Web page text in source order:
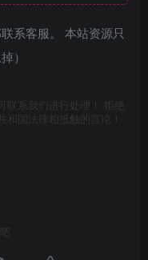
系客服。 本站资源只
）
联系我们进行处理！ 拒绝
国法律相抵触的言论！